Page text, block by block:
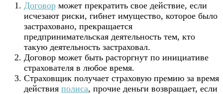
Договор может прекратить свое действие, если
исчезают риски, гибнет имущество, которое было
застраховано, прекращается
предпринимательская деятельность тем, кто
такую деятельность застраховал.
Договор может быть расторгнут по инициативе
страхователя в любое время.
Страховщик получает страховую премию за время
действия полиса, прочие деньги возвращает, если